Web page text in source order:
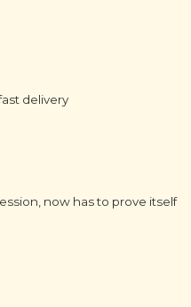
delivery
now has to prove itself